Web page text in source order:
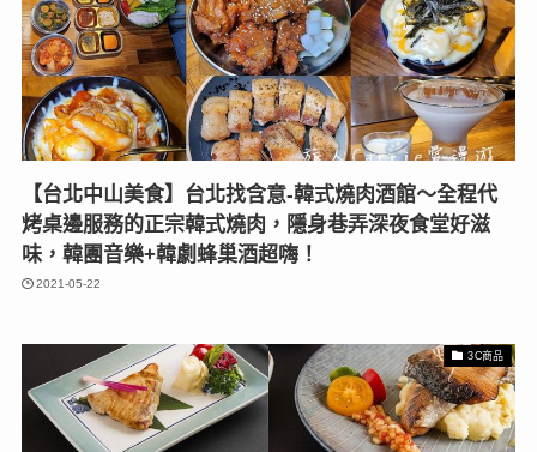
【台北中山美食】台北找含意-韓式燒肉酒館〜全程代
烤桌邊服務的正宗韓式燒肉，隱身巷弄深夜食堂好滋
味，韓團音樂+韓劇蜂巢酒超嗨！
2021-05-22
3C商品